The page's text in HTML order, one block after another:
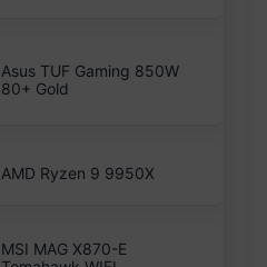
Asus TUF Gaming 850W
80+ Gold
AMD Ryzen 9 9950X
MSI MAG X870-E